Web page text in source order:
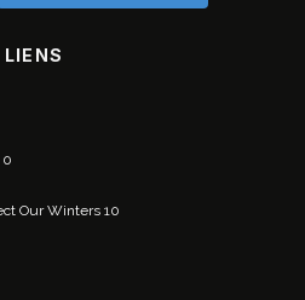
LIENS
0
Our Winters 10